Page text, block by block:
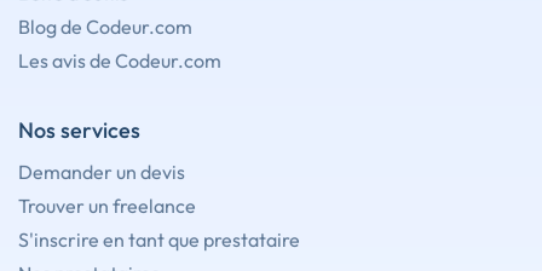
Blog de Codeur.com
Les avis de Codeur.com
Nos services
Demander un devis
Trouver un freelance
S'inscrire en tant que prestataire